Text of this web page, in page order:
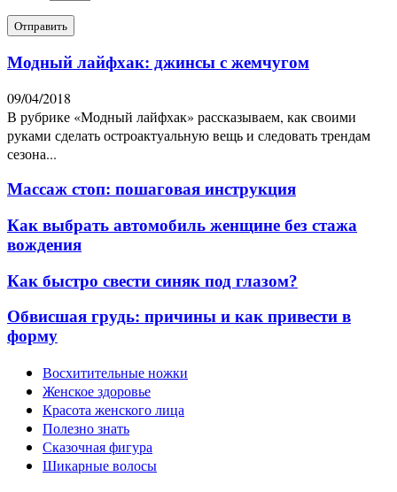
Модный лайфхак: джинсы с жемчугом
09/04/2018
В рубрике «Модный лайфхак» рассказываем, как своими
руками сделать остроактуальную вещь и следовать трендам
сезона...
Массаж стоп: пошаговая инструкция
Как выбрать автомобиль женщине без стажа
вождения
Как быстро свести синяк под глазом?
Обвисшая грудь: причины и как привести в
форму
Восхитительные ножки
Женское здоровье
Красота женского лица
Полезно знать
Сказочная фигура
Шикарные волосы